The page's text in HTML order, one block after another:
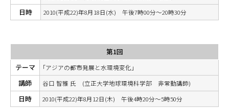
日時 2010(平成22)年8月18日(水) 午後7時00分～20時30分
第1回
テーマ
｢アジアの都市発展と水環境変化｣
講師 谷口 智雅 氏 (立正大学地球環境科学部 非常勤講師)
日時 2010(平成22)年8月12日(木) 午後4時20分～5時50分